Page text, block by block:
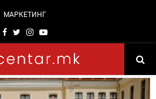
МАРКЕТИНГ
Facebook
TwitterInstagram
Youtube